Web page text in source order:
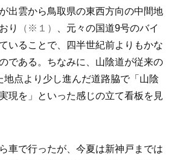
出雲から鳥取県の東西方向の中間地
り
（※１）
、元々の国道9号のバイ
いることで、四半世紀前よりもかな
である。ちなみに、山陰道が従来の
地点より少し進んだ道路脇で「山陰
現を」といった感じの立て看板を見
車で行ったが、今夏は新神戸までは